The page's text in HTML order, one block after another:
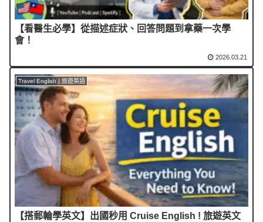
【看醫生必學】從描述症狀、回答問題到拿藥一次學
會！
2026.03.21
Travel English | 旅遊英語
【搭郵輪學英文】出國秒用 Cruise English ! 旅遊英文